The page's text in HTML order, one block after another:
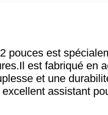
pouces est
est fabriqué en
et une
assistant